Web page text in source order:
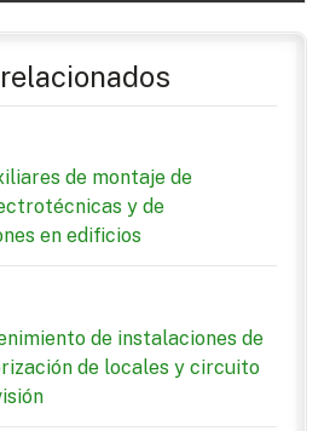
de montaje de
y de
en edificios
de instalaciones de
de locales y circuito